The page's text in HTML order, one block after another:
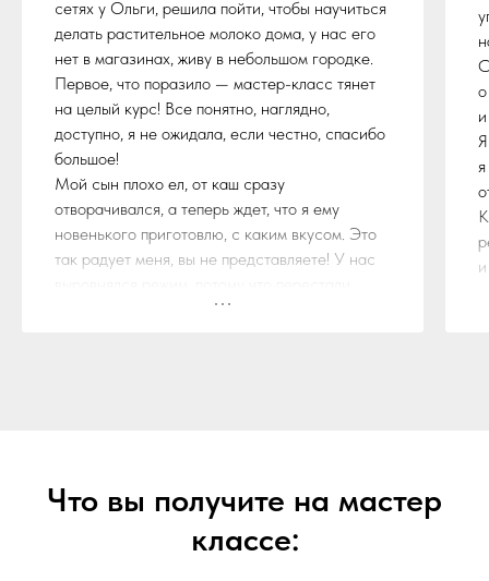
сетях у Ольги, решила пойти, чтобы научиться
делать растительное молоко дома, у нас его
нет в магазинах, живу в небольшом городке.
Первое, что поразило — мастер-класс тянет
на целый курс! Все понятно, наглядно,
доступно, я не ожидала, если честно, спасибо
большое!
Мой сын плохо ел, от каш сразу
отворачивался, а теперь ждет, что я ему
новенького приготовлю, с каким вкусом. Это
так радует меня, вы не представляете! У нас
часами сидеть за столом, у меня появилось
Что вы получите на мастер
классе: